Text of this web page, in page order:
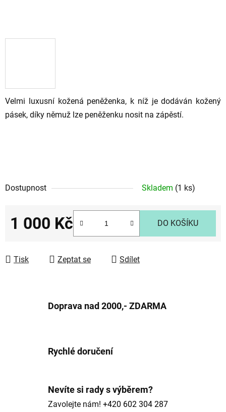
Velmi luxusní kožená peněženka, k níž je dodáván kožený
pásek, díky němuž lze peněženku nosit na zápěstí.
Dostupnost Skladem (1 ks)
1 000 Kč DO KOŠÍKU
Tisk Zeptat se Sdílet
Doprava nad 2000,- ZDARMA
Rychlé doručení
Nevíte si rady s výběrem?
Zavolejte nám! +420 602 304 287